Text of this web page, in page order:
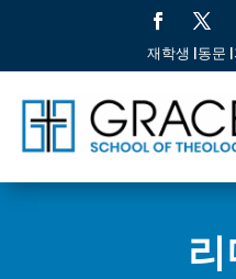
재학생 |동문 |